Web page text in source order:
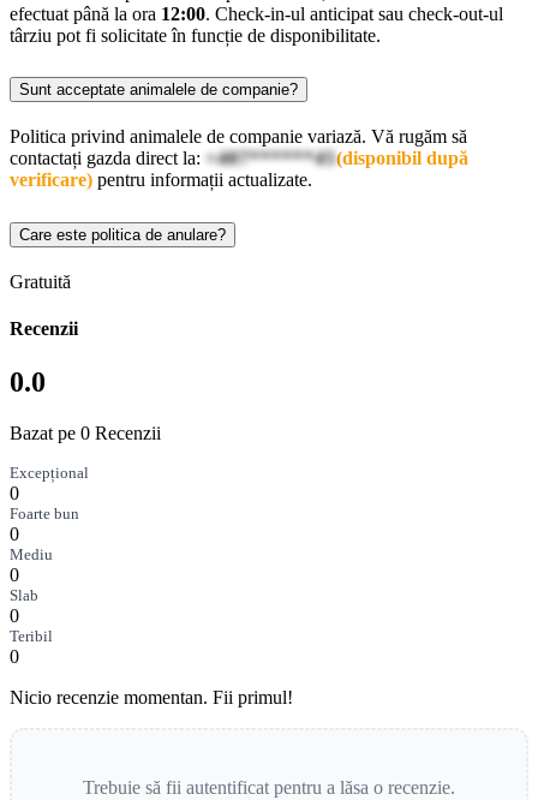
efectuat până la ora 12:00. Check-in-ul anticipat sau check-out-ul
târziu pot fi solicitate în funcție de disponibilitate.
Sunt acceptate animalele de companie?
Politica privind animalele de companie variază. Vă rugăm să
contactați gazda direct la: +407******45(disponibil după
verificare) pentru informații actualizate.
Care este politica de anulare?
Gratuită
Recenzii
0.0
Bazat pe 0 Recenzii
Excepțional
0
Foarte bun
0
Mediu
0
Slab
0
Teribil
0
Nicio recenzie momentan. Fii primul!
Trebuie să fii autentificat pentru a lăsa o recenzie.